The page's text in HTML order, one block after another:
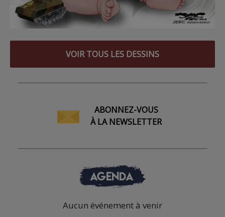
VOIR TOUS LES DESSINS
ABONNEZ-VOUS
À LA NEWSLETTER
AGENDA
Aucun événement à venir